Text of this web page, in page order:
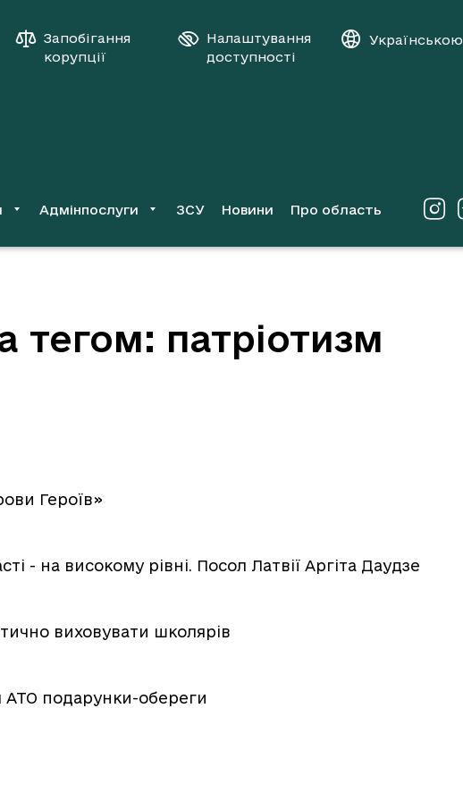
Запобігання
корупції
Налаштування
доступності
Українською
Адмінпослуги ЗСУ Новини Про область
тегом: патріотизм
Героїв»
- на високому рівні. Посол Латвії Аргіта Даудзе
виховувати школярів
подарунки-обереги